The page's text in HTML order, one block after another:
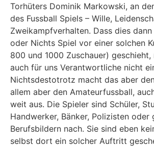
Torhüters Dominik Markowski, an
des Fussball Spiels – Wille,
Zweikampfverhalten. Dass dies
oder Nichts Spiel vor einer solchen
800 und 1000 Zuschauer)
auch für uns Verantwortliche nicht
Nichtsdestotrotz macht das aber
allem aber den Amateurfussball,
weit aus. Die Spieler sind Schüler,
Handwerker, Bänker, Polizisten oder
Berufsbildern nach. Sie sind eben
selbst dort ein solcher Auftritt